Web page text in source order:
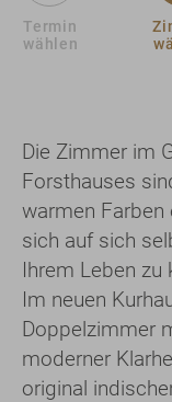
Termin
wählen
Die Zimmer im
Forsthauses
warmen
sich auf sich
Ihrem Leben zu
Im neuen
Doppelzimmer
moderner
original